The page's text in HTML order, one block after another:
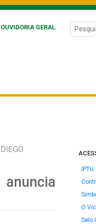
OUVIDORIA GERAL
IPTU
O
Selo